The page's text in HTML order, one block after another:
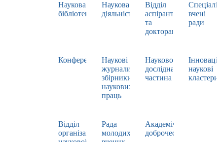
Наукова
бібліотека
Наукова
діяльність
Відділ
аспірантури
та
докторантури
вчені
ради
Конференції
Наукові
журнали,
збірники
наукових
праць
Науково-
дослідна
частина
наукові
кластери
Відділ
організації
Рада
молодих
Академічна
доброчесність